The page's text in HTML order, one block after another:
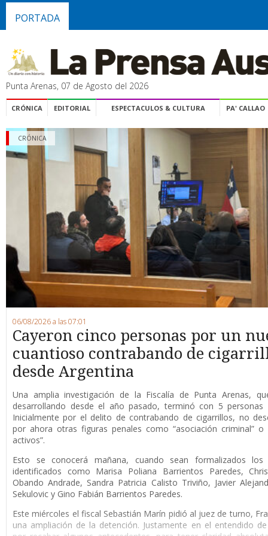
PORTADA
Punta Arenas, 07 de Agosto del 2026
CRÓNICA EDITORIAL ESPECTACULOS & CULTURA PA' CALLAO
CRÓNICA
06/08/2026 a las 07:01
Cayeron cinco personas por un
cuantioso contrabando de
desde Argentina
Una amplia investigación de la Fiscalía de Punta Arenas,
desarrollando desde el año pasado, terminó con 5 personas
Inicialmente por el delito de contrabando de cigarrillos, no
por ahora otras figuras penales como “asociación criminal” o
activos”.
Esto se conocerá mañana, cuando sean formalizados los
identificados como Marisa Poliana Barrientos Paredes,
Obando Andrade, Sandra Patricia Calisto Triviño, Javier
Sekulovic y Gino Fabián Barrientos Paredes.
Este miércoles el fiscal Sebastián Marín pidió al juez de turno,
una ampliación de la detención. Justamente en el entendido